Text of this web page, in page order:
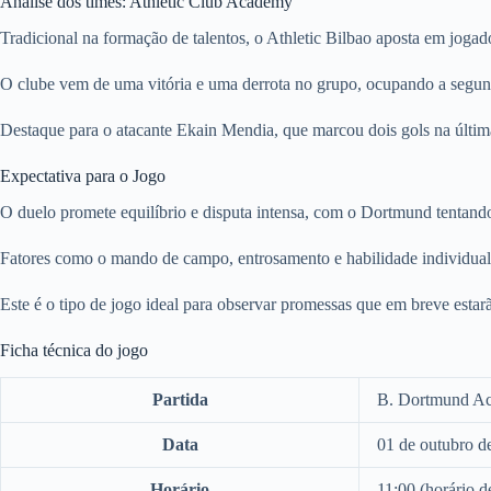
Tradicional na formação de talentos, o Athletic Bilbao aposta em
O clube vem de uma vitória e uma derrota no grupo, ocupando a
Destaque para o atacante Ekain Mendia, que marcou dois gols na
Expectativa para o Jogo
O duelo promete equilíbrio e disputa intensa, com o Dortmund
Fatores como o mando de campo, entrosamento e habilidade
Este é o tipo de jogo ideal para observar promessas que em breve
Ficha técnica do jogo
Partida B. Dortmund
Data 01 de outubro